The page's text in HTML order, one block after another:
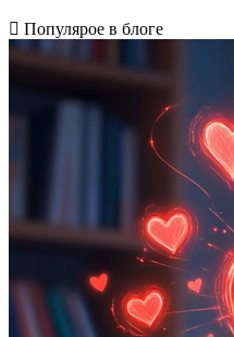
Популярое в блоге